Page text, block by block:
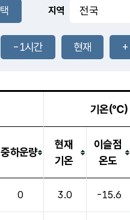
31.8
℃
지역
-1시간 현재
기온(℃)
중하운량
현재
기온
이슬점
온도
0 3.0 -15.6